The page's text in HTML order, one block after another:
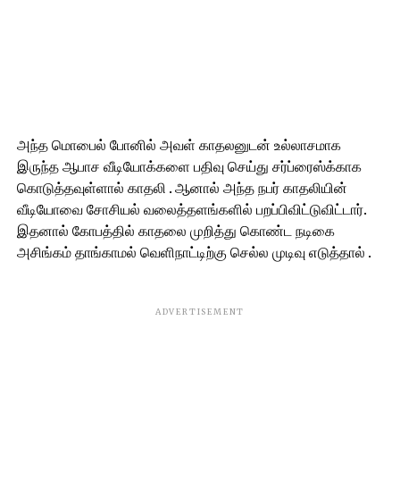
அந்த மொபைல் போனில் அவள் காதலனுடன் உல்லாசமாக
இருந்த ஆபாச வீடியோக்களை பதிவு செய்து சர்ப்ரைஸ்க்காக
கொடுத்தவுள்ளால் காதலி . ஆனால் அந்த நபர் காதலியின்
வீடியோவை சோசியல் வலைத்தளங்களில் பறப்பிவிட்டுவிட்டார்.
இதனால் கோபத்தில் காதலை முறித்து கொண்ட நடிகை
அசிங்கம் தாங்காமல் வெளிநாட்டிற்கு செல்ல முடிவு எடுத்தால் .
ADVERTISEMENT